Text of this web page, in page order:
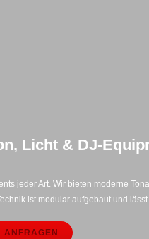
Licht &
jeder Art. Wir bieten moderne
ist modular aufgebaut und
ANFRAGEN